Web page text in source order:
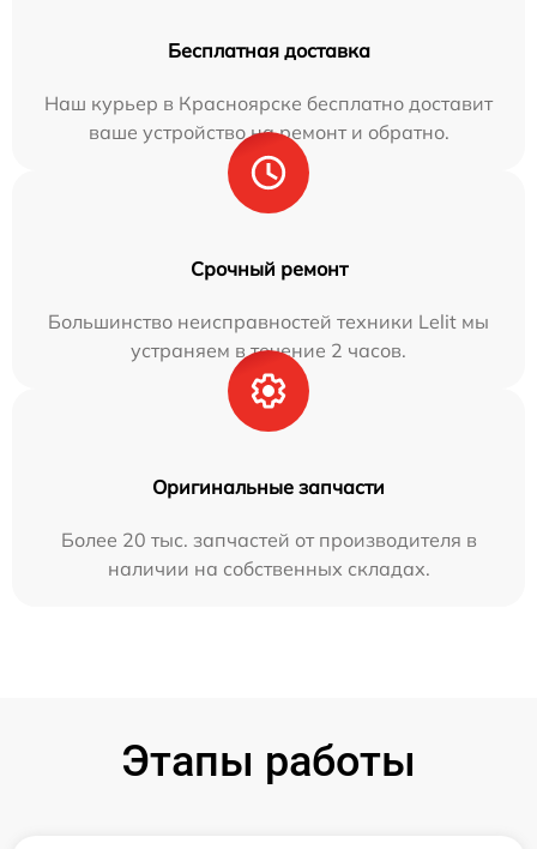
Бесплатная доставка
Наш курьер в Красноярске бесплатно доставит
ваше устройство на ремонт и обратно.
Срочный ремонт
Большинство неисправностей техники Lelit мы
устраняем в течение 2 часов.
Оригинальные запчасти
Более 20 тыс. запчастей от производителя в
наличии на собственных складах.
Этапы работы